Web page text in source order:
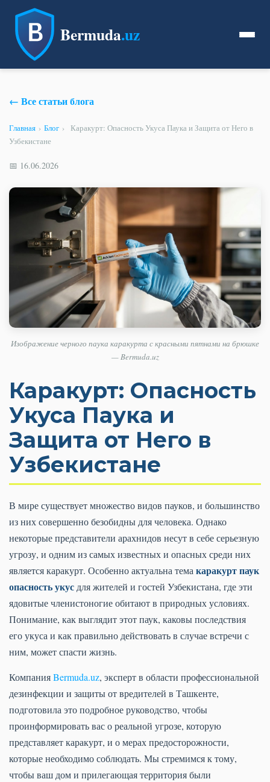
Bermuda.uz
← Все статьи блога
Главная › Блог ›
Каракурт: Опасность Укуса Паука и Защита от Него в
Узбекистане
📅 16.06.2026
Изображение черного паука каракурта с красными пятнами на брюшке
— Bermuda.uz
Каракурт: Опасность
Укуса Паука и
Защита от Него в
Узбекистане
В мире существует множество видов пауков, и большинство
из них совершенно безобидны для человека. Однако
некоторые представители арахнидов несут в себе серьезную
угрозу, и одним из самых известных и опасных среди них
является каракурт. Особенно актуальна темакаракурт паук
опасность укусдля жителей и гостей Узбекистана, где эти
ядовитые членистоногие обитают в природных условиях.
Понимание, как выглядит этот паук, каковы последствия
его укуса и как правильно действовать в случае встречи с
ним, может спасти жизнь.
КомпанияBermuda.uz, эксперт в области профессиональной
дезинфекции и защиты от вредителей в Ташкенте,
подготовила это подробное руководство, чтобы
проинформировать вас о реальной угрозе, которую
представляет каракурт, и о мерах предосторожности,
которые необходимо соблюдать. Мы стремимся к тому,
чтобы ваш дом и прилегающая территория были